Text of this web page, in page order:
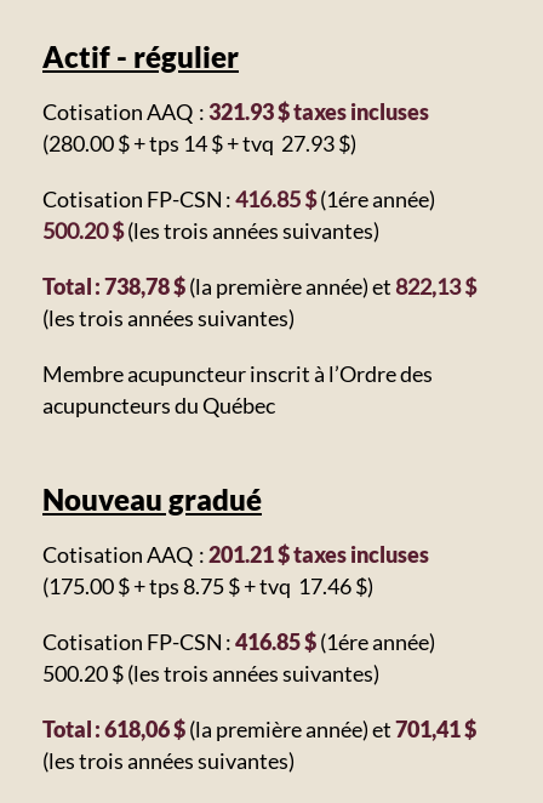
Actif - régulier
Cotisation AAQ :321.93 $ taxes incluses
(280.00 $ + tps 14 $ + tvq 27.93 $)
Cotisation FP-CSN :416.85 $(1ére année)
500.20 $(les trois années suivantes)
Total :738,78 $(la première année) et 822,13 $
(les trois années suivantes)
Membre acupuncteur inscrit à l’Ordre des
acupuncteurs du Québec
Nouveau gradué
Cotisation AAQ :201.21 $ taxes incluses
(175.00 $ + tps 8.75 $ + tvq 17.46 $)
Cotisation FP-CSN :416.85 $(1ére année)
500.20 $ (les trois années suivantes)
Total : 618,06 $(la première année) et701,41 $
(les trois années suivantes)